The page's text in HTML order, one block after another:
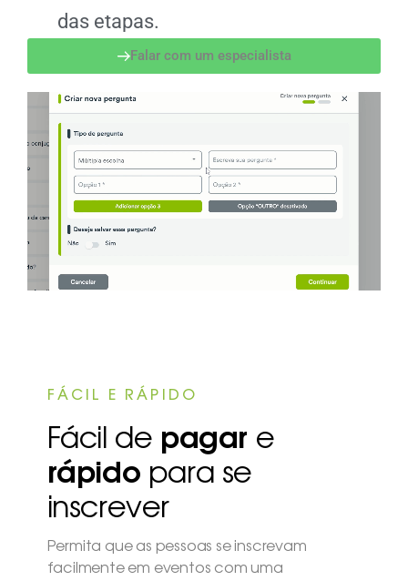
das etapas.
Falar com um especialista
Fácil de pagar e
rápido para se
inscrever
Permita que as pessoas se inscrevam
facilmente em eventos com uma